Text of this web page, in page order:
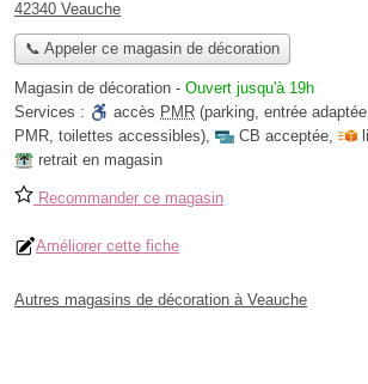
42340 Veauche
📞 Appeler ce magasin de décoration
Magasin de décoration - Ouvert jusqu'à 19h
Services :
accès PMR (parking, entrée
PMR, toilettes accessibles), CB acceptée,
retrait en magasin
Recommander ce magasin
Améliorer cette fiche
Autres magasins de décoration à Veauche